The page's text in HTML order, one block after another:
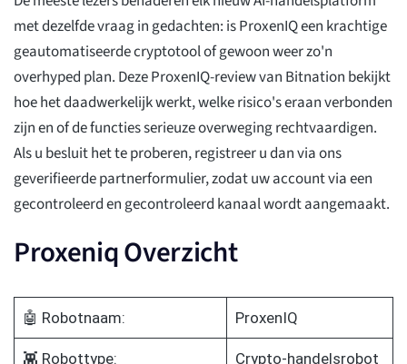
met dezelfde vraag in gedachten: is ProxenIQ een krachtige
geautomatiseerde cryptotool of gewoon weer zo'n
overhyped plan. Deze ProxenIQ-review van Bitnation bekijkt
hoe het daadwerkelijk werkt, welke risico's eraan verbonden
zijn en of de functies serieuze overweging rechtvaardigen.
Als u besluit het te proberen, registreer u dan via ons
geverifieerde partnerformulier, zodat uw account via een
gecontroleerd en gecontroleerd kanaal wordt aangemaakt.
Proxeniq Overzicht
🤖 Robotnaam: ProxenIQ
👾 Robottype: Crypto-handelsrobot